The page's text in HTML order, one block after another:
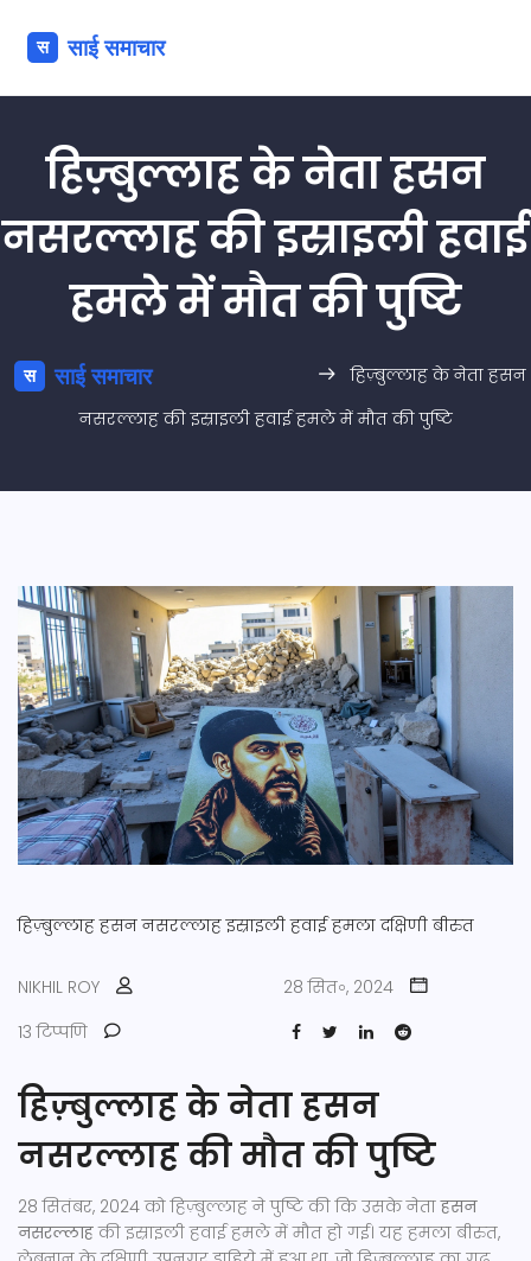
हिज़्बुल्लाह के नेता हसन
नसरल्लाह की इस्राइली हवाई
हमले में मौत की पुष्टि
हिज़्बुल्लाह के नेता हसन
नसरल्लाह की इस्राइली हवाई हमले में मौत की पुष्टि
हिज़्बुल्लाह हसन नसरल्लाह इस्राइली हवाई हमला दक्षिणी बीरुत
NIKHIL ROY
28 सित॰, 2024
13 टिप्पणि
हिज़्बुल्लाह के नेता हसन
नसरल्लाह की मौत की पुष्टि
28 सितंबर, 2024 को हिज़्बुल्लाह ने पुष्टि की कि उसके नेताहसन
नसरल्लाहकी इस्राइली हवाई हमले में मौत हो गई। यह हमला बीरुत,